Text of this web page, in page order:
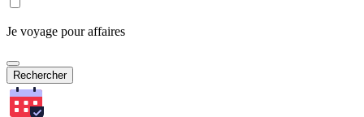
Je voyage pour affaires
Rechercher